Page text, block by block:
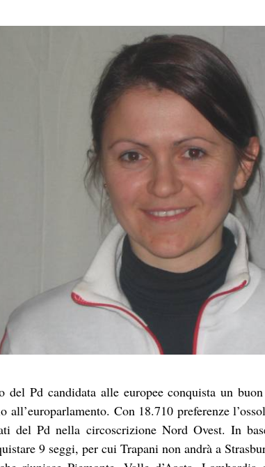
del Pd candidata alle europee conquista un
all’europarlamento. Con 18.710 preferenze
del Pd nella circoscrizione Nord Ovest. In
9 seggi, per cui Trapani non andrà a